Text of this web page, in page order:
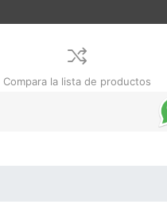
Compara la lista de productos